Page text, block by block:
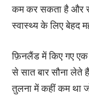
कम कर सकता है और
स्वास्थ्य के लिए बेहद
फ़िनलैंड में किए गए एक
से सात बार सौना लेते
तुलना में कहीं कम था